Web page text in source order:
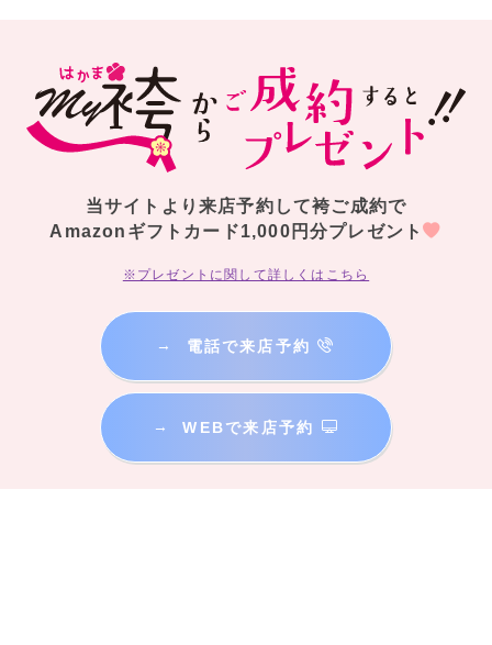
当サイトより来店予約して袴ご成約で
Amazonギフトカード1,000円分プレゼント
※プレゼントに関して詳しくはこちら
→ 電話で来店予約
→ WEBで来店予約